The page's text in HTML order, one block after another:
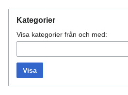
Kategorier
Visa kategorier från och med:
Visa